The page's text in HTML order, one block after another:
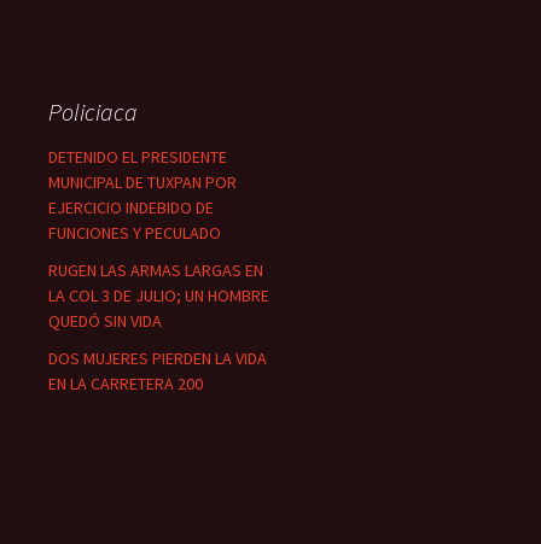
Policiaca
DETENIDO EL PRESIDENTE
MUNICIPAL DE TUXPAN POR
EJERCICIO INDEBIDO DE
FUNCIONES Y PECULADO
RUGEN LAS ARMAS LARGAS EN
LA COL 3 DE JULIO; UN HOMBRE
QUEDÓ SIN VIDA
DOS MUJERES PIERDEN LA VIDA
EN LA CARRETERA 200